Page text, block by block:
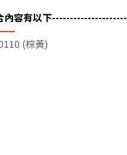
內容有以下---------------------
(棕黃)